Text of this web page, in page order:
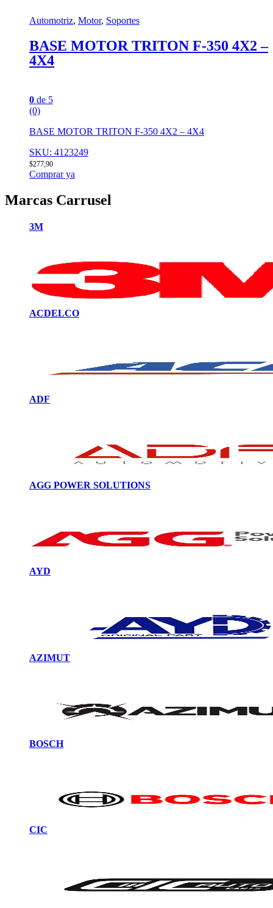
Automotriz, Motor, Soportes
BASE MOTOR TRITON F-350 4X2 –
4X4
0 de 5
(0)
BASE MOTOR TRITON F-350 4X2 – 4X4
SKU: 4123249
$277,90
Comprar ya
Marcas Carrusel
3M
ACDELCO
ADF
AGG POWER SOLUTIONS
AYD
AZIMUT
BOSCH
CIC